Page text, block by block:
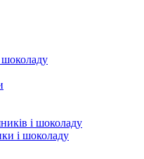
і шоколаду
і шоколаду